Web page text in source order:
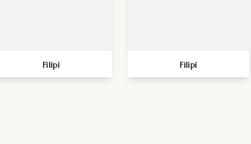
Filipi Filipi